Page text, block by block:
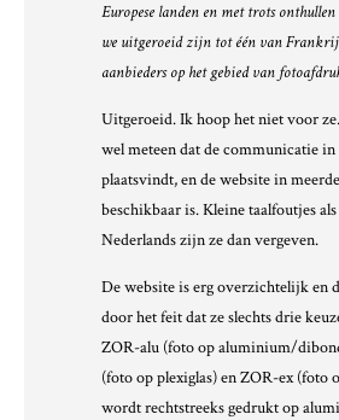
Europese landen en met trots
we uitgeroeid zijn tot één van
aanbieders op het gebied van
Uitgeroeid. Ik hoop het niet voor
wel meteen dat de communicatie
plaatsvindt, en de website in
beschikbaar is. Kleine taalfoutjes
Nederlands zijn ze dan vergeven.
De website is erg overzichtelijk en
door het feit dat ze slechts drie
ZOR-alu (foto op aluminium/
(foto op plexiglas) en ZOR-ex (foto
wordt rechtstreeks gedrukt op